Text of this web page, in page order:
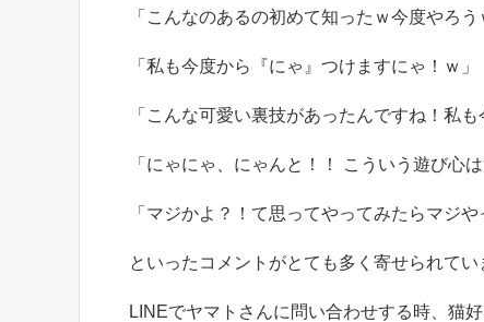
「こんなのあるの初めて知ったｗ今度やろう
「私も今度から『にゃ』つけますにゃ！ｗ」
「こんな可愛い裏技があったんですね！私も
「にゃにゃ、にゃんと！！ こういう遊び心は
「マジかよ？！て思ってやってみたらマジ
といったコメントがとても多く寄せられてい
LINEでヤマトさんに問い合わせする時、猫